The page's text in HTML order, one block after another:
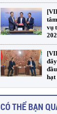
vụ
hạt
CÓ THỂ BẠN